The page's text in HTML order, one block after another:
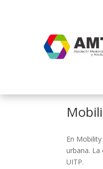
En
urbana.
UITP.